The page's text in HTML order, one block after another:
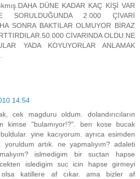
DÜNE KADAR KAÇ KİŞİ VAR
SORULDUĞUNDA 2.000 ÇİVARİ
SONRA BAKTILAR OLMUYOR BİRAZ
CİVARINDA OLDU.NE
YADA KOYUYORLAR ANLAMAK
14:54
cek magduru oldum. dolandırıcıların
kimse "bulamıyor!?". ben kose bucak
yine kacıyorum. ayrıca esimden
yoruldum artık. ne yapmalıyım? adaleti
islmedigim bir suctan hapse
isledigim suc icin hapse girmeyi
olsa katillere af cıkar. ama bizler af